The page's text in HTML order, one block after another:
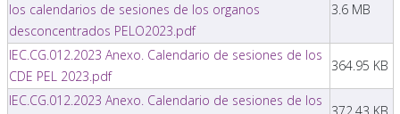
los calendarios de sesiones de los organos
desconcentrados PELO2023.pdf
3.6 MB
IEC.CG.012.2023 Anexo. Calendario de sesiones de los
CDE PEL 2023.pdf
364.95 KB
IEC.CG.012.2023 Anexo. Calendario de sesiones de los